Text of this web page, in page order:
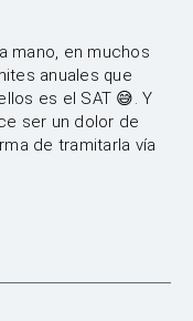
mano, en muchos
anuales que
es el SAT 😅. Y
ser un dolor de
de tramitarla vía